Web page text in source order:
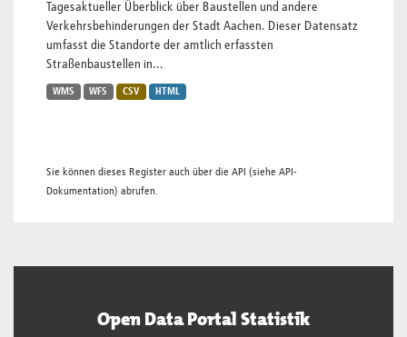
Tagesaktueller Überblick über Baustellen und andere
Verkehrsbehinderungen der Stadt Aachen. Dieser Datensatz
umfasst die Standorte der amtlich erfassten
Straßenbaustellen in...
WMS WFS CSV HTML
Sie können dieses Register auch über die API (siehe API-
Dokumentation) abrufen.
Open Data Portal Statistik